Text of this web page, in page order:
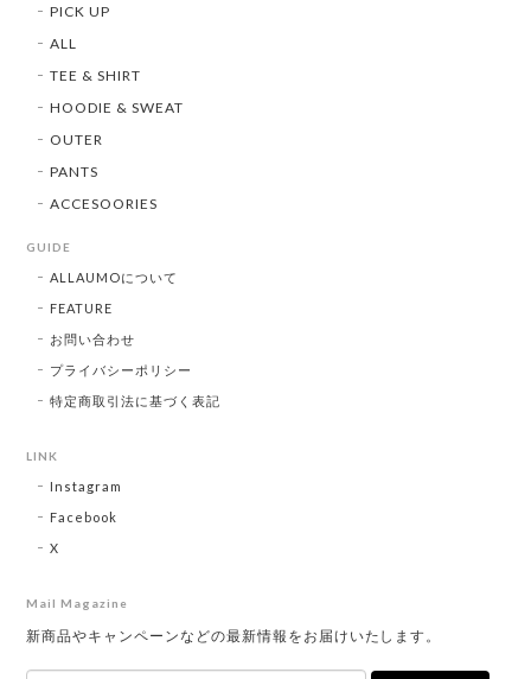
PICK UP
ALL
TEE & SHIRT
HOODIE & SWEAT
OUTER
PANTS
ACCESOORIES
GUIDE
ALLAUMOについて
FEATURE
お問い合わせ
プライバシーポリシー
特定商取引法に基づく表記
LINK
Instagram
Facebook
X
Mail Magazine
新商品やキャンペーンなどの最新情報をお届けいたします。